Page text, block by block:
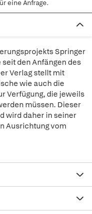
eine Anfrage.
Springer
den Anfängen des
Verlag stellt mit
wie auch die
Verfügung, die jeweils
müssen. Dieser
wird daher in seiner
Ausrichtung vom